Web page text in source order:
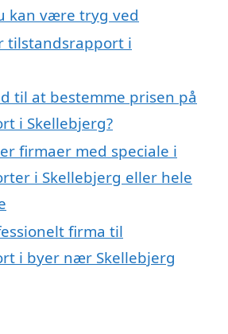
kan være tryg ved
tilstandsrapport i
til at bestemme prisen på
i Skellebjerg?
firmaer med speciale i
i Skellebjerg eller hele
firma til
i byer nær Skellebjerg